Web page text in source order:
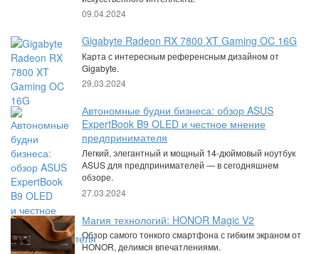
09.04.2024
Gigabyte Radeon RX 7800 XT Gaming OC 16G
Карта с интересным референсным дизайном от
Gigabyte.
29.03.2024
Автономные будни бизнеса: обзор ASUS
ExpertBook B9 OLED и честное мнение
предпринимателя
Легкий, элегантный и мощный 14-дюймовый ноутбук
ASUS для предпринимателей — в сегодняшнем
обзоре.
27.03.2024
Магия технологий: HONOR Magic V2
Обзор самого тонкого смартфона с гибким экраном от
HONOR, делимся впечатлениями.